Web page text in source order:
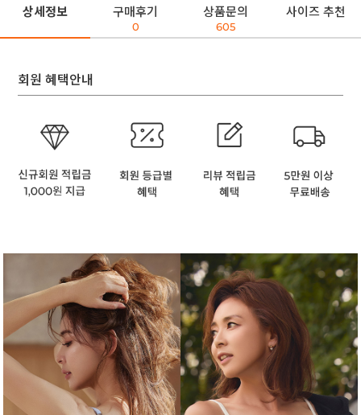
상세정보 구매후기
0
상품문의
605
사이즈 추천
회원 혜택안내